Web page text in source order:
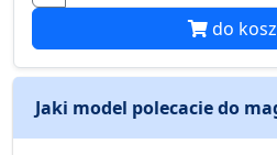
do
Jaki model polecacie do